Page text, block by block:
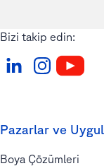
Bizi takip edin:
Pazarlar ve
Boya Çözümleri